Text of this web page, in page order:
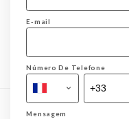
E-mail
Número De Telefone
Mensagem